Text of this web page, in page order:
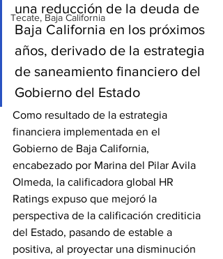
Tecate, Baja California
una reducción de la deuda de
Baja California en los próximos
años, derivado de la estrategia
de saneamiento financiero del
Gobierno del Estado
Como resultado de la estrategia
financiera implementada en el
Gobierno de Baja California,
encabezado por Marina del Pilar Avila
Olmeda, la calificadora global HR
Ratings expuso que mejoró la
perspectiva de la calificación crediticia
del Estado, pasando de estable a
positiva, al proyectar una disminución